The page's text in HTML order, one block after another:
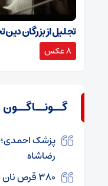
تجلیل از بزرگان دین
8 عکس
گــونــاگــون
پزشک
رضاشاه
۳۸۰ قرص نان روزانه برای رزمندگان